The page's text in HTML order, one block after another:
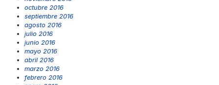
octubre 2016
septiembre 2016
agosto 2016
julio 2016
junio 2016
mayo 2016
abril 2016
marzo 2016
febrero 2016